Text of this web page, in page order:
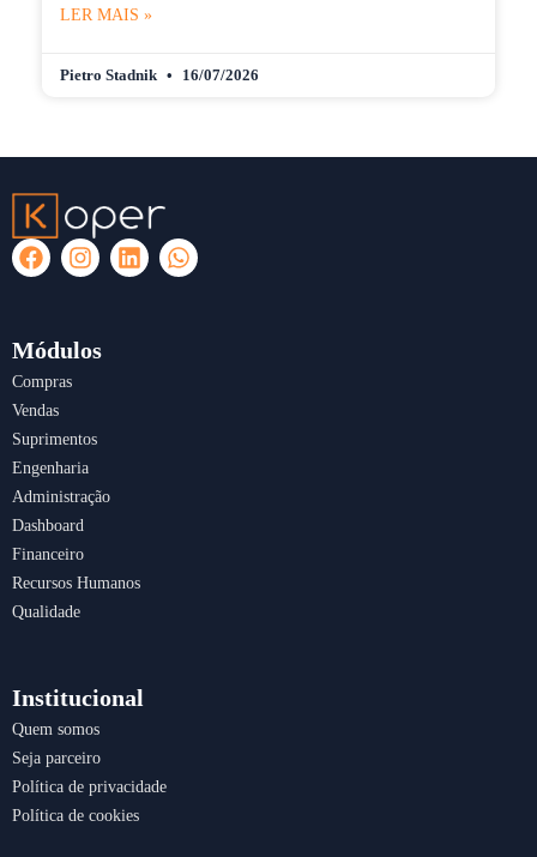
LER MAIS »
Pietro Stadnik 16/07/2026
F
a
b
o
k
I
n
a
m
L
i
W
h
Módulos
Compras
Vendas
Suprimentos
Engenharia
Administração
Dashboard
Financeiro
Recursos Humanos
Qualidade
Institucional
Quem somos
Seja parceiro
Política de privacidade
Política de cookies